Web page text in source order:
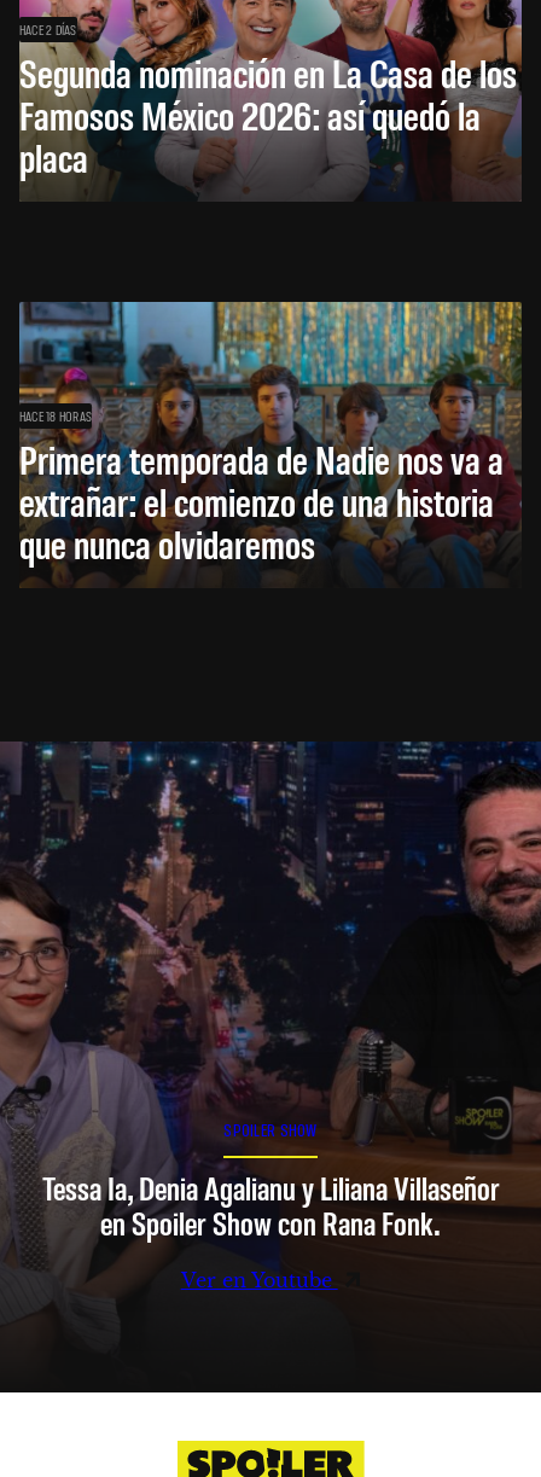
HACE 2 DÍAS
Segunda nominación en La Casa de los
Famosos México 2026: así quedó la
placa
HACE 18 HORAS
Primera temporada de Nadie nos va a
extrañar: el comienzo de una historia
que nunca olvidaremos
SPOILER SHOW
Tessa Ia, Denia Agalianu y Liliana Villaseñor
en Spoiler Show con Rana Fonk.
Ver en Youtube